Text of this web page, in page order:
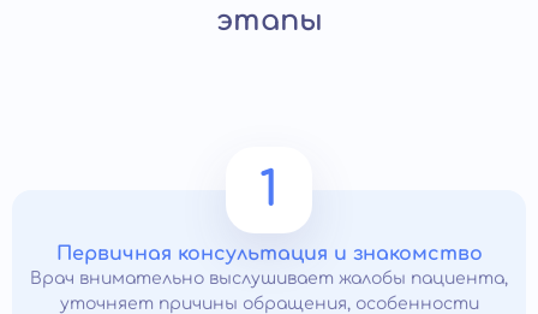
этапы
1
Первичная консультация и знакомство
Врач внимательно выслушивает жалобы пациента,
уточняет причины обращения, особенности